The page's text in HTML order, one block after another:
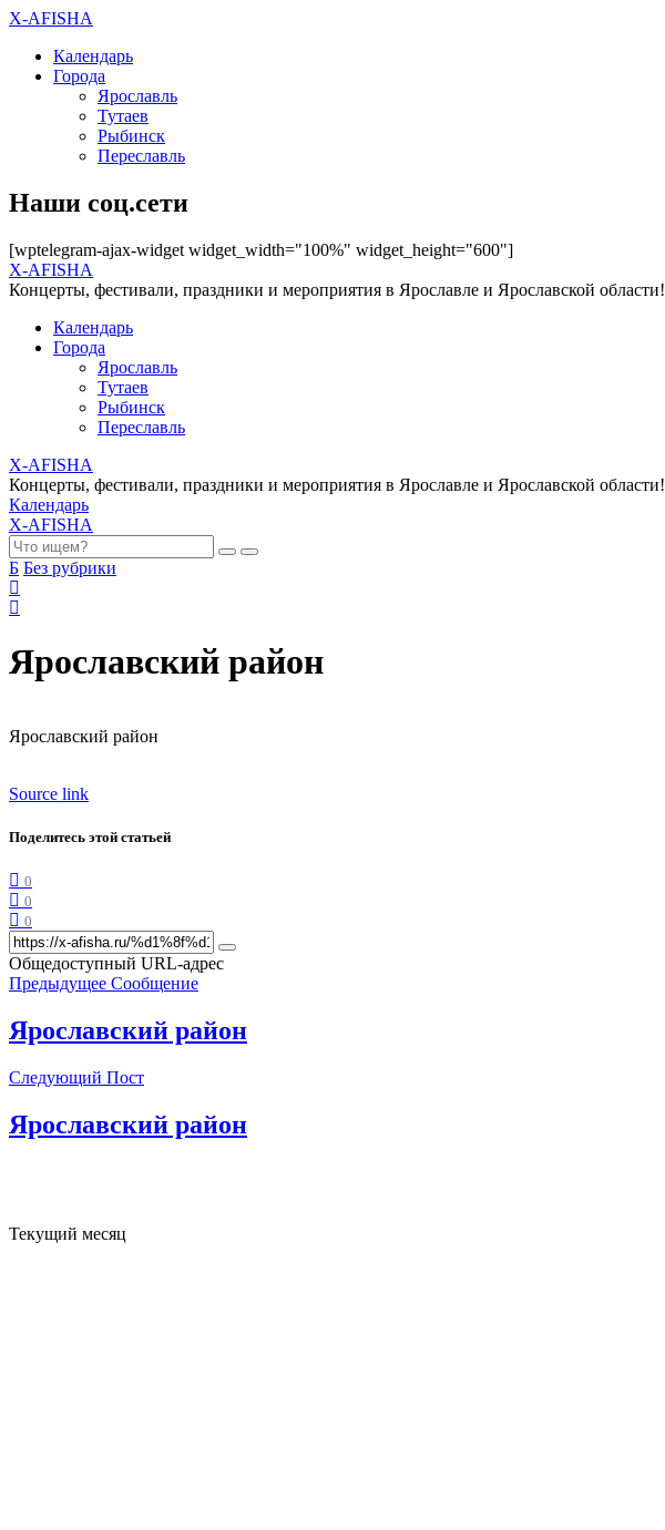
X-AFISHA
Календарь
Города
Ярославль
Тутаев
Рыбинск
Переславль
Наши соц.сети
[wptelegram-ajax-widget widget_width="100%" widget_height="600"]
X-AFISHA
Концерты, фестивали, праздники и мероприятия в Ярославле и Ярославской области!
Календарь
Города
Ярославль
Тутаев
Рыбинск
Переславль
X-AFISHA
Концерты, фестивали, праздники и мероприятия в Ярославле и Ярославской области!
Календарь
X-AFISHA
Б Без рубрики
Ярославский район
Ярославский район
Source link
Поделитесь этой статьей
0
0
0
Общедоступный URL-адрес
Предыдущее Сообщение
Ярославский район
Следующий Пост
Ярославский район
Текущий месяц